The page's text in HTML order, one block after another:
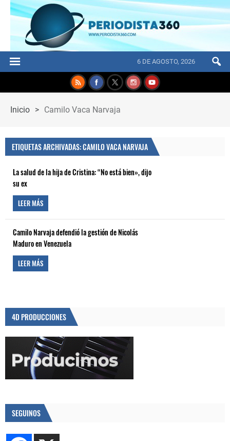
6 DE AGOSTO, 2026
Inicio > Camilo Vaca Narvaja
ETIQUETAS ARCHIVADAS: CAMILO VACA NARVAJA
La salud de la hija de Cristina: “No está bien», dijo
su ex
LEER MÁS
Camilo Narvaja defendió la gestión de Nicolás
Maduro en Venezuela
LEER MÁS
4D PRODUCCIONES
SEGUINOS